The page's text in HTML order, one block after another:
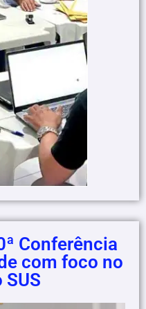
Conferência
com foco no